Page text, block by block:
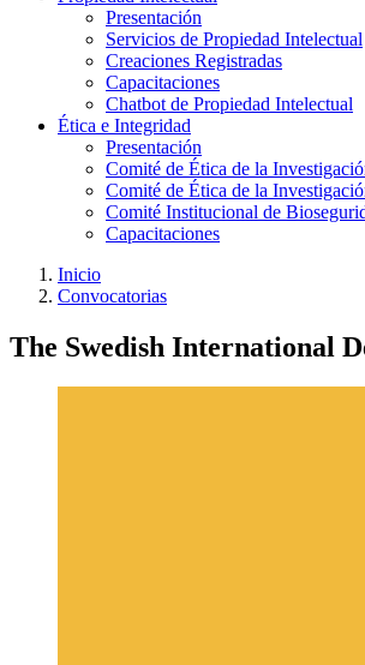
Presentación
Servicios de Propiedad Intelectual
Creaciones Registradas
Capacitaciones
Chatbot de Propiedad Intelectual
Ética e Integridad
Presentación
Comité de Ética de la
Comité de Ética de la
Comité Institucional de
Capacitaciones
Inicio
Convocatorias
The Swedish International